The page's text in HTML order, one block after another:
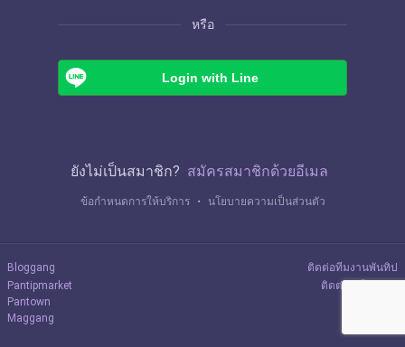
หรือ
Login with Line
ยังไม่เป็นสมาชิก? สมัครสมาชิกด้วยอีเมล
ข้อกำหนดการให้บริการ ・ นโยบายความเป็นส่วนตัว
Bloggang
Pantipmarket
Pantown
Maggang
ติดต่อทีมงานพันทิป
ติดต่อลงโฆษณา